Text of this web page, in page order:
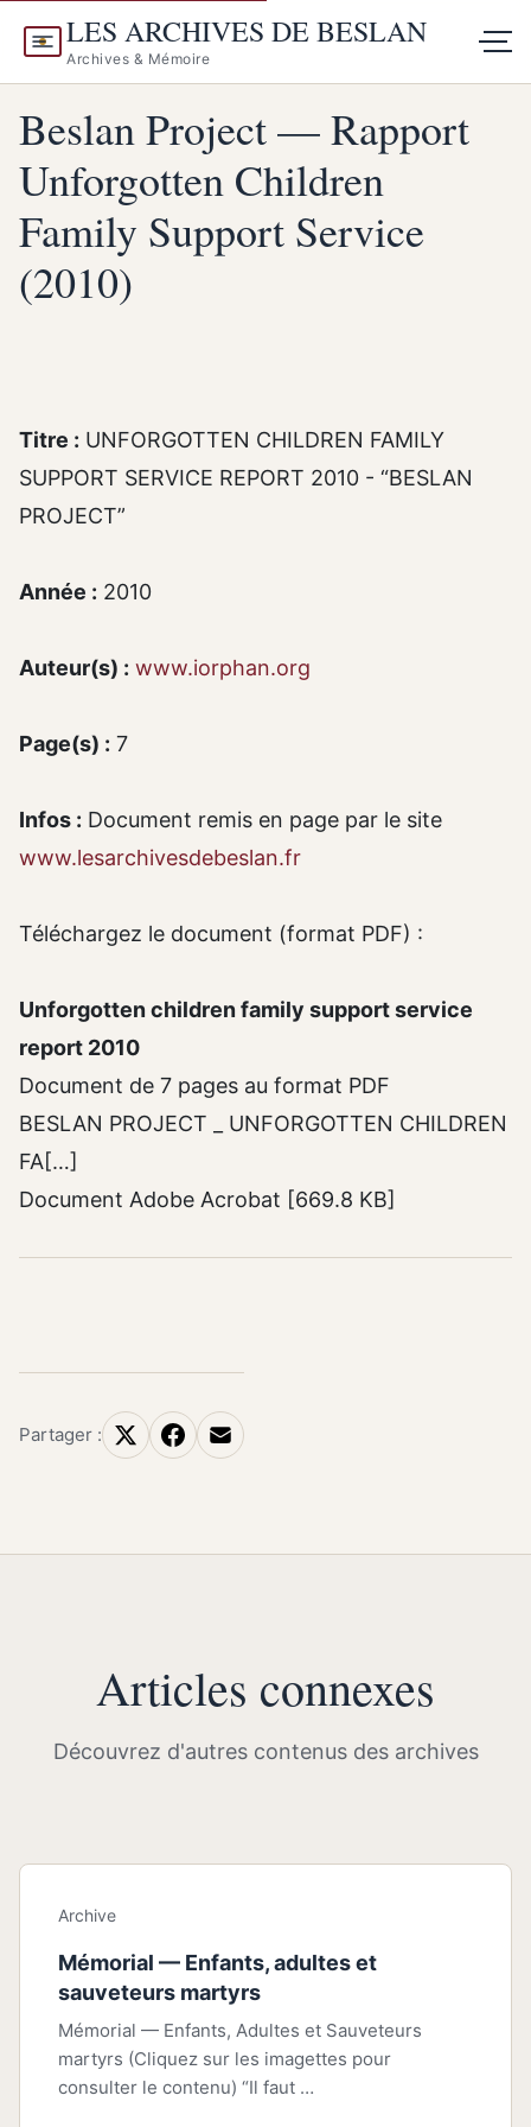
LES ARCHIVES DE BESLAN
Archives & Mémoire
Beslan Project — Rapport
Unforgotten Children
Family Support Service
(2010)
Titre : UNFORGOTTEN CHILDREN FAMILY
SUPPORT SERVICE REPORT 2010 - “BESLAN
PROJECT”
Année : 2010
Auteur(s) : www.iorphan.org
Page(s) : 7
Infos : Document remis en page par le site
www.lesarchivesdebeslan.fr
Téléchargez le document (format PDF) :
Unforgotten children family support service
report 2010
Document de 7 pages au format PDF
BESLAN PROJECT _ UNFORGOTTEN CHILDREN
FA[…]
Document Adobe Acrobat [669.8 KB]
Partager :
Articles connexes
Découvrez d'autres contenus des archives
Archive
Mémorial — Enfants, adultes et
sauveteurs martyrs
Mémorial — Enfants, Adultes et Sauveteurs
martyrs (Cliquez sur les imagettes pour
consulter le contenu) “Il faut …